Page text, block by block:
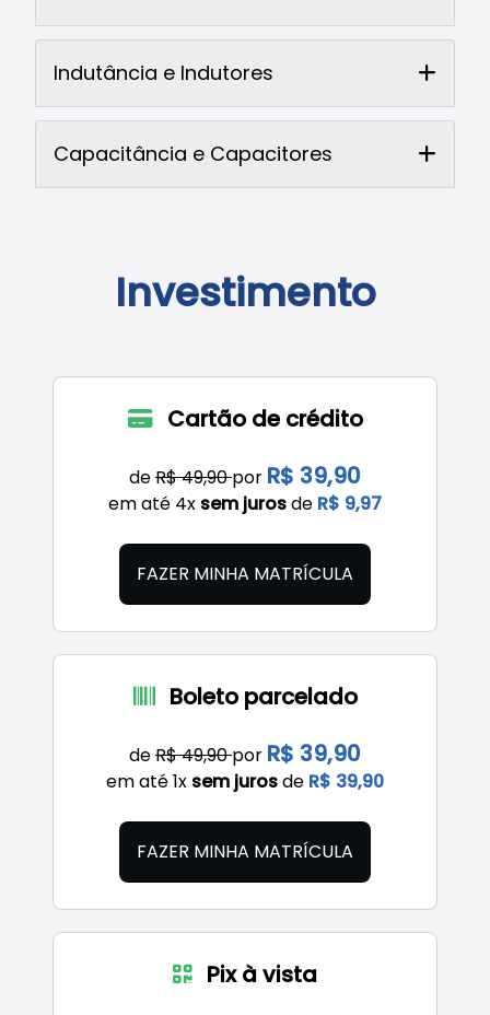
Indutância e Indutores
Capacitância e Capacitores
Investimento
Cartão de crédito
deR$ 49,90por R$ 39,90
em até 4x sem jurosde R$ 9,97
FAZER MINHA MATRÍCULA
Boleto parcelado
deR$ 49,90por R$ 39,90
em até 1x sem jurosde R$ 39,90
FAZER MINHA MATRÍCULA
Pix à vista